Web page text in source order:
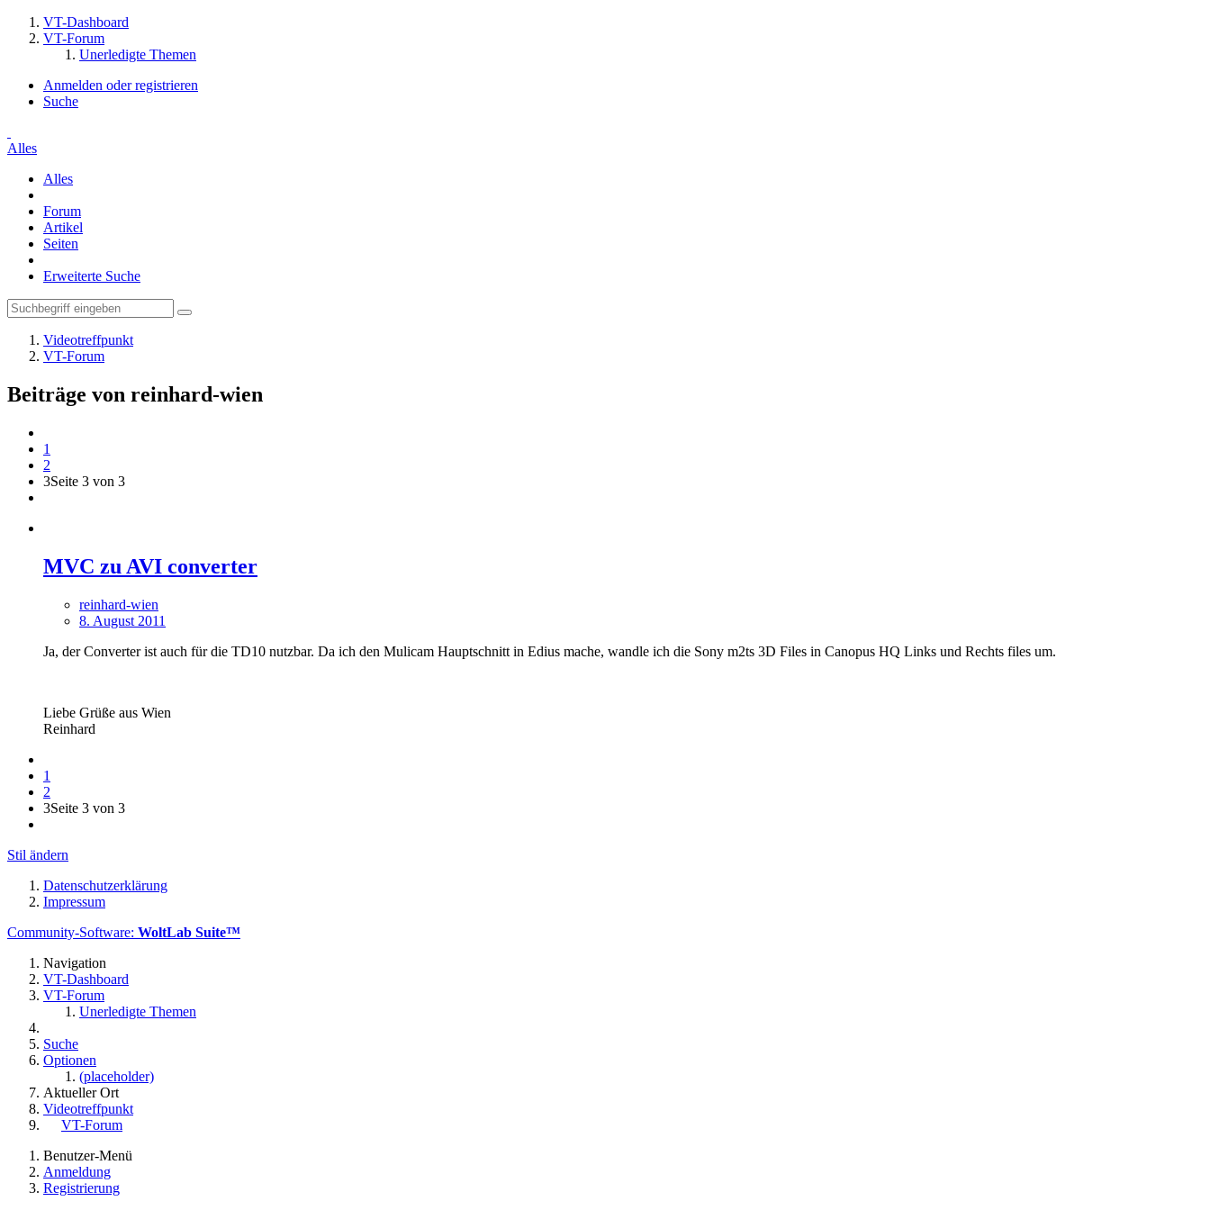
VT-Dashboard
VT-Forum
Unerledigte Themen
Anmelden oder registrieren
Suche
Alles
Alles
Forum
Artikel
Seiten
Erweiterte Suche
Videotreffpunkt
VT-Forum
Beiträge von reinhard-wien
1
2
3Seite 3 von 3
MVC zu AVI converter
reinhard-wien
8. August 2011
Ja, der Converter ist auch für die TD10 nutzbar. Da ich den Mulicam Hauptschnitt in Edius mache, wandle ich die Sony m2ts 3D Files in Canopus HQ Links und Rechts files um.
Liebe Grüße aus Wien
Reinhard
1
2
3Seite 3 von 3
Stil ändern
Datenschutzerklärung
Impressum
Community-Software: WoltLab Suite™
Navigation
VT-Dashboard
VT-Forum
Unerledigte Themen
Suche
Optionen
(placeholder)
Aktueller Ort
Videotreffpunkt
VT-Forum
Benutzer-Menü
Anmeldung
Registrierung